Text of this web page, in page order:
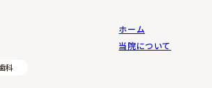
アドレスなど、個人を特定するものは一切含まれません
ービスに興味をお持ちなのかを分析したり、ウェブ上
科
ホーム
当院について